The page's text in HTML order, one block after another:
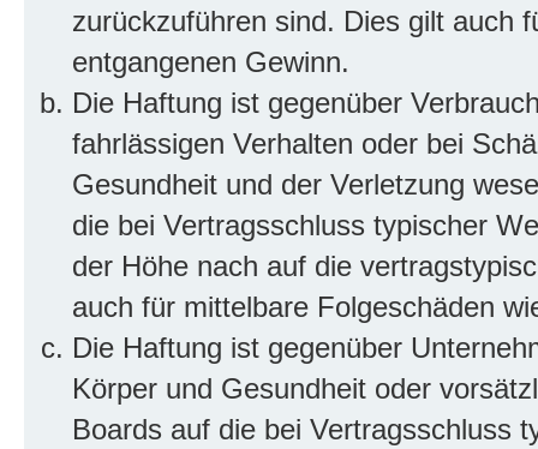
zurückzuführen sind. Dies gilt auch
entgangenen Gewinn.
Die Haftung ist gegenüber
fahrlässigen Verhalten oder bei
Gesundheit und der Verletzung
die bei Vertragsschluss typischer
der Höhe nach auf die
auch für mittelbare Folgeschäden
Die Haftung ist gegenüber
Körper und Gesundheit oder
Boards auf die bei Vertragsschluss